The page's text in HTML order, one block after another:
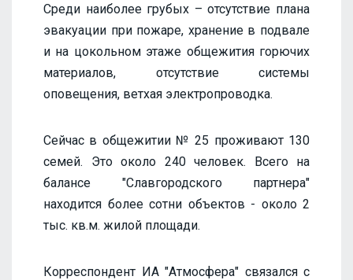
Среди наиболее грубых – отсутствие плана
эвакуации при пожаре, хранение в подвале
и на цокольном этаже общежития горючих
материалов, отсутствие системы
оповещения, ветхая электропроводка.
Сейчас в общежитии № 25 проживают 130
семей. Это около 240 человек. Всего на
балансе "Славгородского партнера"
находится более сотни объектов - около 2
тыс. кв.м. жилой площади.
Корреспондент ИА "Атмосфера" связался с